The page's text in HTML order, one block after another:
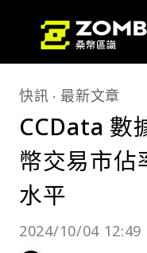
快訊 最新文章
CCData 數
幣交易市佔
水平
2024/10/04 12:49